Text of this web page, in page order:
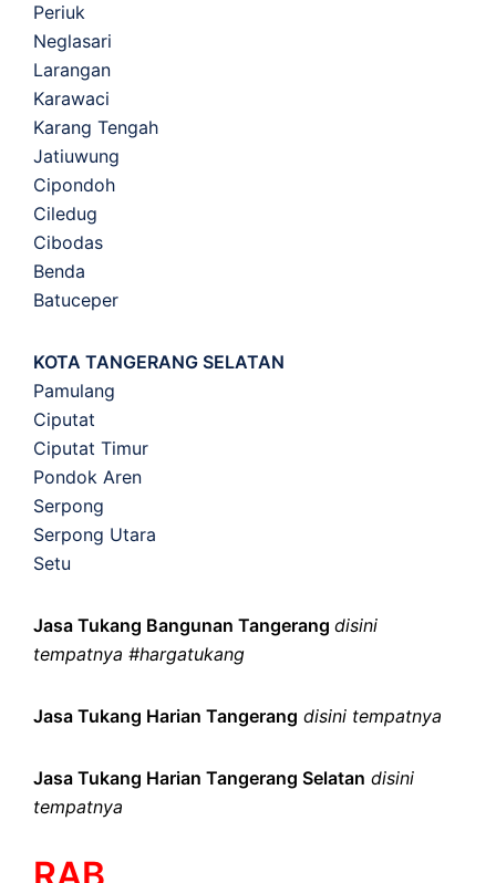
Periuk
Neglasari
Larangan
Karawaci
Karang Tengah
Jatiuwung
Cipondoh
Ciledug
Cibodas
Benda
Batuceper
KOTA TANGERANG SELATAN
Pamulang
Ciputat
Ciputat Timur
Pondok Aren
Serpong
Serpong Utara
Setu
Jasa Tukang Bangunan Tangerang disini
tempatnya #hargatukang
Jasa Tukang Harian Tangerang disini tempatnya
Jasa Tukang Harian Tangerang Selatan disini
tempatnya